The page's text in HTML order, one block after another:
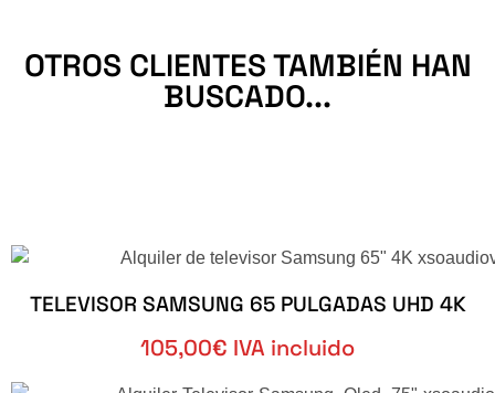
OTROS CLIENTES TAMBIÉN HAN
BUSCADO...
TELEVISOR SAMSUNG 65 PULGADAS UHD 4K
105,00€ IVA incluido